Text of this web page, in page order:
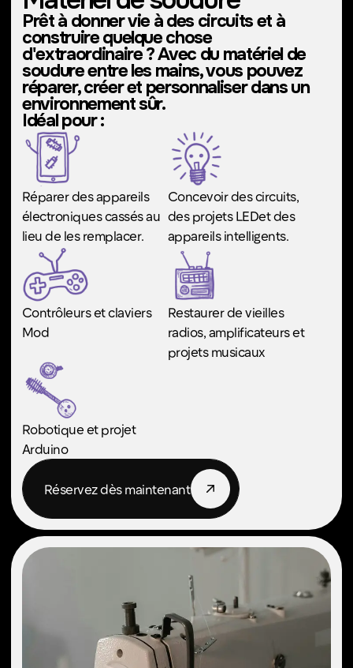
Navigation
À propos
Programmes et services
Contactez-nous
Biographies du personnel
Markerspace
Camps
Programmes parascolaires
Ateliers en milieu scolaire
Événements spéciaux
Ateliers communautaires
Fêtes d'anniversaire
LinkedIn
Restez curieux !
Inscrivez-vous à notre liste de diffusion
pour recevoir les dernières informations
sur les camps, ateliers et nouvelles des
espaces de création à venir.
S'abonner